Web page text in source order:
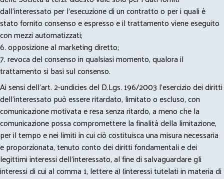
dall’interessato per l’esecuzione di un contratto o per i quali è
stato fornito consenso e espresso e il trattamento viene eseguito
con mezzi automatizzati;
6. opposizione al marketing diretto;
7. revoca del consenso in qualsiasi momento, qualora il
trattamento si basi sul consenso.
Ai sensi dell’art. 2-undicies del D.Lgs. 196/2003 l’esercizio dei diritti
dell’interessato può essere ritardato, limitato o escluso, con
comunicazione motivata e resa senza ritardo, a meno che la
comunicazione possa compromettere la finalità della limitazione,
per il tempo e nei limiti in cui ciò costituisca una misura necessaria
e proporzionata, tenuto conto dei diritti fondamentali e dei
legittimi interessi dell’interessato, al fine di salvaguardare gli
interessi di cui al comma 1, lettere a) (interessi tutelati in materia di